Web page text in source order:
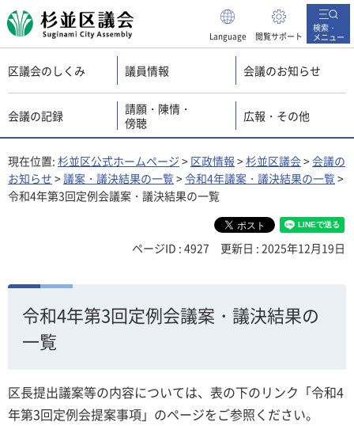
杉並区議会
Language 閲覧サポート
検索・
メニュー
区議会のしくみ 議員情報 会議のお知らせ
会議の記録
請願・陳情・
傍聴
広報・その他
現在位置: 杉並区公式ホームページ > 区政情報 >杉並区議会>会議の
お知らせ >議案・議決結果の一覧>令和4年議案・議決結果の一覧>
令和4年第3回定例会議案・議決結果の一覧
ページID : 4927 更新日 : 2025年12月19日
令和4年第3回定例会議案・議決結果の
一覧
区長提出議案等の内容については、表の下のリンク「令和4
年第3回定例会提案事項」のページをご参照ください。